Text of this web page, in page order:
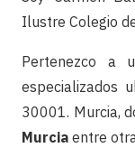
Ilustre Colegio
Pertenezco a
especializados
30001. Murcia,
Murcia entre